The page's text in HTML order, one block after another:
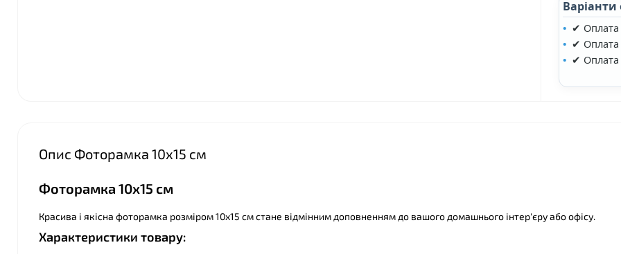
✔ Оплата
✔ Оплата
✔ Оплата
Опис Фоторамка 10х15 см
Фоторамка 10х15 см
Красива і якісна фоторамка розміром 10х15 см стане відмінним доповненням до вашого домашнього інтер'єру або офісу.
Характеристики товару: